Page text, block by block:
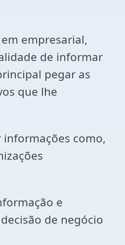
empresarial,
de informar
pegar as
que lhe
como,
e
de negócio